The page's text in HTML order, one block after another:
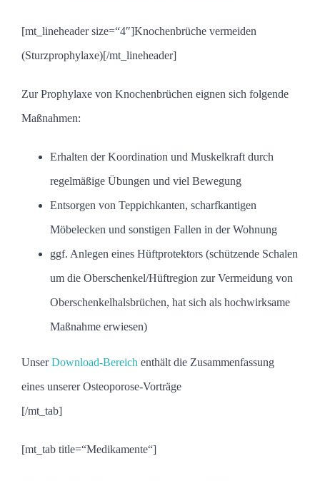
[mt_lineheader size=“4″]Knochenbrüche vermeiden
(Sturzprophylaxe)[/mt_lineheader]
Zur Prophylaxe von Knochenbrüchen eignen sich folgende
Maßnahmen:
Erhalten der Koordination und Muskelkraft durch
regelmäßige Übungen und viel Bewegung
Entsorgen von Teppichkanten, scharfkantigen
Möbelecken und sonstigen Fallen in der Wohnung
ggf. Anlegen eines Hüftprotektors (schützende Schalen
um die Oberschenkel/Hüftregion zur Vermeidung von
Oberschenkelhalsbrüchen, hat sich als hochwirksame
Maßnahme erwiesen)
UnserDownload-Bereich enthält die Zusammenfassung
eines unserer Osteoporose-Vorträge
[/mt_tab]
[mt_tab title=“Medikamente“]